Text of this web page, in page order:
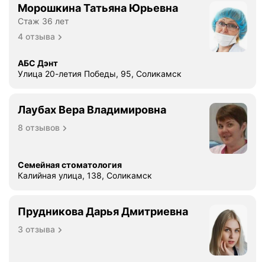
Морошкина Татьяна Юрьевна
Стаж 36 лет
4 отзыва
АБС Дэнт
Улица 20-летия Победы, 95, Соликамск
Лаубах Вера Владимировна
8 отзывов
Семейная стоматология
Калийная улица, 138, Соликамск
Прудникова Дарья Дмитриевна
3 отзыва